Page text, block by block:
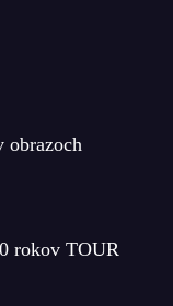
obrazoch
rokov TOUR